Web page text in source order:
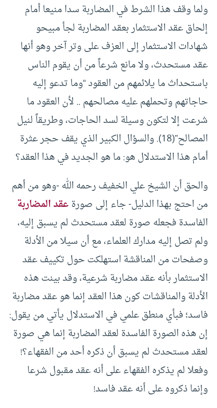
ولما وقف هذا الشرط في المضاربة سدا منيعا أمام
إلحاق عقد الاستثمار بعقد المضاربة لجأ مبيحو
شهادات الاستثمار إلى العزف على وتر آخر وهو أنها
عقد مستحدث، ولا مانع شرعاً من أن يقوم الناس
باستحداث ما يلائمهم من العقود “وما تدعو إليه
حاجاتهم وتحملهم عليه مصالحهم .. لأن العقود ما
شرعت إلا لتكون وسيلة لسد الحاجات، وطريقاً لنيل
المصالح”(18). والسؤال الكبير الذي يقف حجر عثرة
أمام هذا الاستدلال هو: ما هو الجديد في هذا العقد؟
والحق أن الشيخ علي الخفيف رحمه الله -وهو من أهم
من احتج بهذا الدليل- جاء إلى صورةعقد المضاربة
الفاسدة فجعله صورة لعقد مستحدث لم يسبق إليه،
ولم تصل إليه مدارك العلماء، مع أن سيلا من الأدلة
وصفحات من المناقشة استهلكت حول تكييف عقد
الاستثمار بأنه عقد مضاربة شرعية، وقد بينت هذه
الأدلة والمناقشات كون هذا العقد إنما هو عقد مضاربة
فاسد؛ فبأي منطق علمي في الاستدلال يأتي من يقول:
إن هذه الصورة الفاسدة لعقد المضاربة إنما هي صورة
لعقد مستحدث لم يسبق أن ذكره أحد من الفقهاء؟!
وفعلا لم يذكره الفقهاء على أنه عقد مقبول شرعا
وإنما ذكروه على أنه عقد فاسد!